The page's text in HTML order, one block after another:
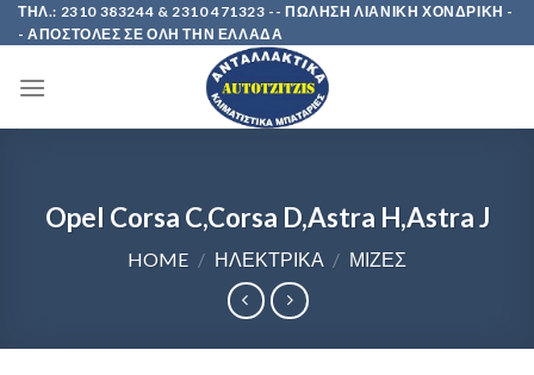
Skip
to
ΤΗΛ.: 2310 383244 & 2310 471323 -- ΠΩΛΗΣΗ ΛΙΑΝΙΚΗ ΧΟΝΔΡΙΚΗ -
- ΑΠΟΣΤΟΛΕΣ ΣΕ ΟΛΗ ΤΗΝ ΕΛΛΑΔΑ
Opel Corsa C,Corsa D,Astra H,Astra J
HOME / ΗΛΕΚΤΡΙΚΑ / ΜΙΖΕΣ